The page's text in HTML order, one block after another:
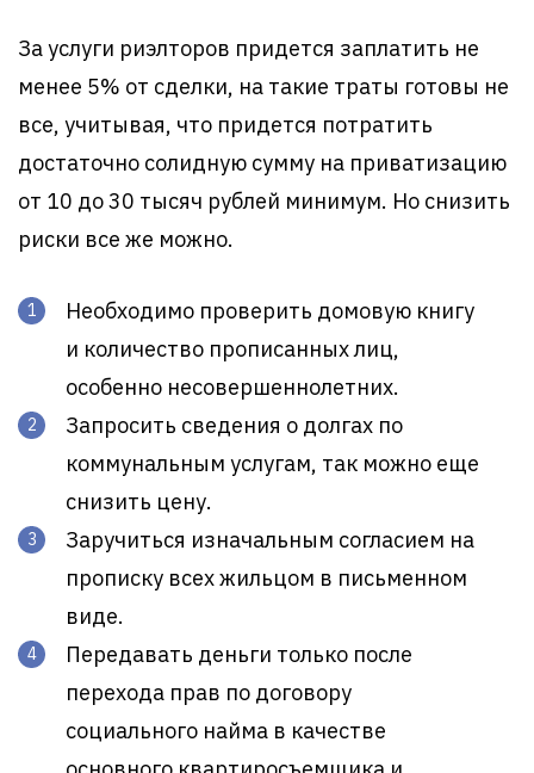
За услуги риэлторов придется заплатить не
менее 5% от сделки, на такие траты готовы не
все, учитывая, что придется потратить
достаточно солидную сумму на приватизацию
от 10 до 30 тысяч рублей минимум. Но снизить
риски все же можно.
Необходимо проверить домовую книгу
и количество прописанных лиц,
особенно несовершеннолетних.
Запросить сведения о долгах по
коммунальным услугам, так можно еще
снизить цену.
Заручиться изначальным согласием на
прописку всех жильцом в письменном
виде.
Передавать деньги только после
перехода прав по договору
социального найма в качестве